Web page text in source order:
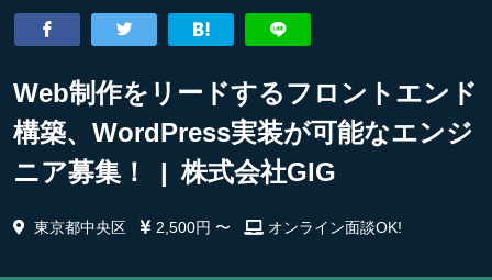
Web制作をリードするフロントエンド
構築、WordPress実装が可能なエンジ
ニア募集！ | 株式会社GIG
東京都中央区 2,500円 〜 オンライン面談OK!